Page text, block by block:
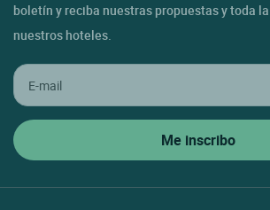
boletín y reciba nuestras propuestas y toda
nuestros hoteles.